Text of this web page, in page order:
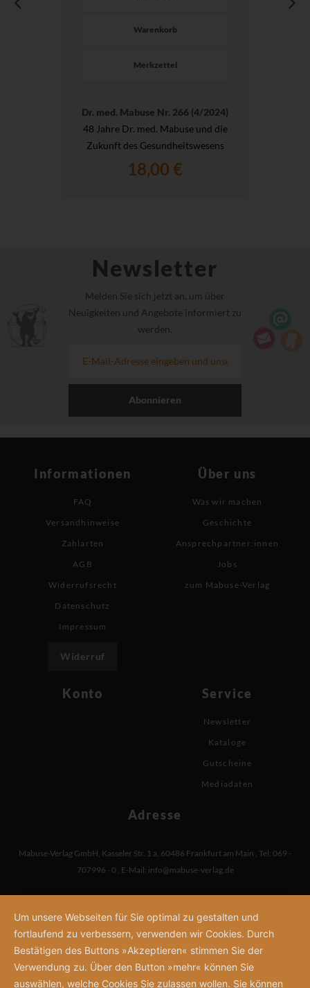
Warenkorb
Merkzettel
Dr. med. Mabuse Nr. 266 (4/2024)
48 Jahre Dr. med. Mabuse und die
Zukunft des Gesundheitswesens
18,00 €
Newsletter
Melden Sie sich jetzt an, um über
Neuigkeiten und Angebote informiert zu
werden.
Abonnieren
Informationen
FAQ
Versandhinweise
Zahlarten
AGB
Widerrufsrecht
Datenschutz
Impressum
Widerruf
Über uns
Was wir machen
Geschichte
Ansprechpartner:innen
Jobs
zum Mabuse-Verlag
Konto Service
Newsletter
Kataloge
Gutscheine
Mediadaten
Adresse
Mabuse-Verlag GmbH, Kasseler Str. 1 a, 60486 Frankfurt am Main , Tel: 069 -
707996 - 0 , E-Mail: info@mabuse-verlag.de
Um unsere Webseiten für Sie optimal zu gestalten und
fortlaufend zu verbessern, verwenden wir Cookies. Durch
Bestätigen des Buttons »Akzeptieren« stimmen Sie der
Verwendung zu. Über den Button »mehr« können Sie
auswählen, welche Cookies Sie zulassen wollen. Sie können